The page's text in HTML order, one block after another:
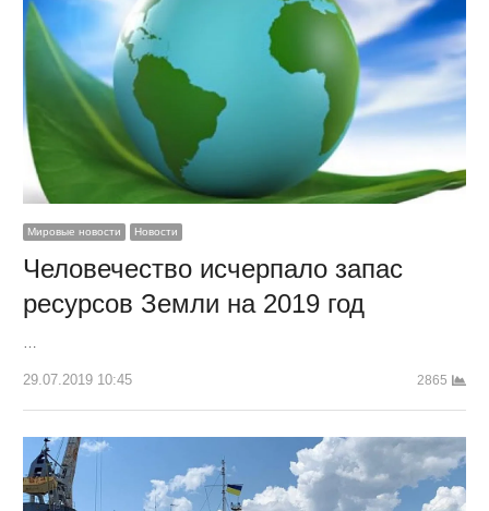
Мировые новости Новости
Человечество исчерпало запас
ресурсов Земли на 2019 год
29.07.2019 10:45 2865